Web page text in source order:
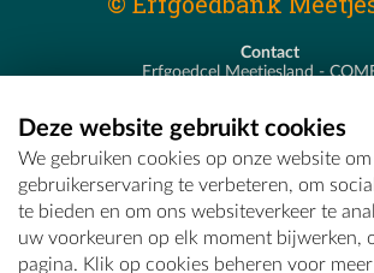
Contact
Erfgoedcel Meetjesland -
T - 09 373 75 96
E -erfgoedcel@comeet.be
Deze website gebruikt cookies
We gebruiken cookies op onze website
gebruikerservaring te verbeteren, om
te bieden en om ons websiteverkeer te
uw voorkeuren op elk moment bijwerken,
pagina. Klik op cookies beheren voor